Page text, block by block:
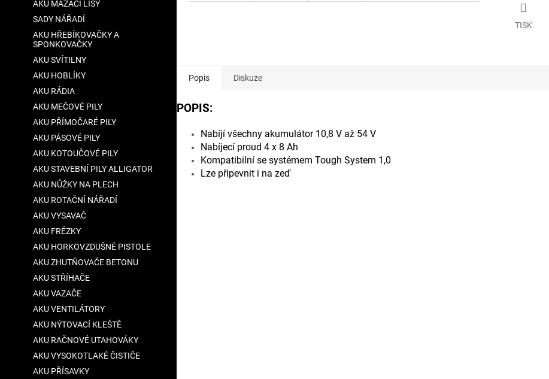
AKU MAZACÍ LISY
SADY NÁŘADÍ
AKU HŘEBÍKOVAČKY A
SPONKOVAČKY
AKU SVÍTILNY
AKU HOBLÍKY
AKU RÁDIA
AKU MEČOVÉ PILY
AKU PŘÍMOČARÉ PILY
AKU PÁSOVÉ PILY
AKU KOTOUČOVÉ PILY
AKU STAVEBNÍ PILY ALLIGATOR
AKU NŮŽKY NA PLECH
AKU ROTAČNÍ NÁŘADÍ
AKU VYSAVAČ
AKU FRÉZKY
AKU HORKOVZDUŠNÉ PISTOLE
AKU ZHUTŇOVAČE BETONU
AKU STŘÍHAČE
AKU VAZAČE
AKU VENTILÁTORY
AKU NÝTOVACÍ KLEŠTĚ
AKU RAČNOVÉ UTAHOVÁKY
AKU VYSOKOTLAKÉ ČISTIČE
AKU PŘÍSAVKY
TISK
Popis Diskuze
POPIS:
Nabíjí všechny akumulátor 10,8 V až 54 V
Nabíjecí proud 4 x 8 Ah
Kompatibilní se systémem Tough System 1,0
Lze připevnit i na zeď